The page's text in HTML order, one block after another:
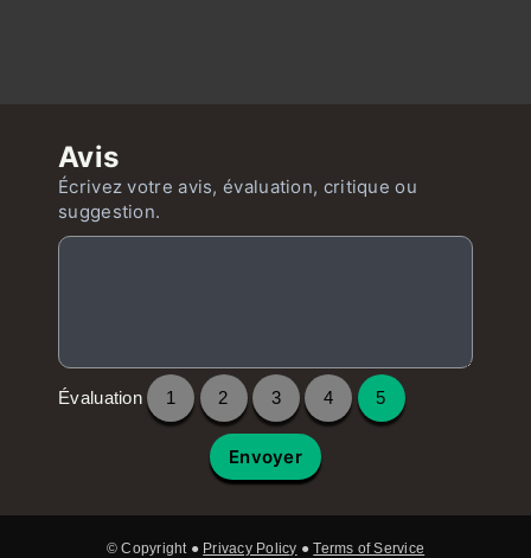
Avis
Écrivez votre avis, évaluation, critique ou
suggestion.
Évaluation 1 2 3 4 5
Envoyer
© Copyright ● Privacy Policy ●Terms of Service